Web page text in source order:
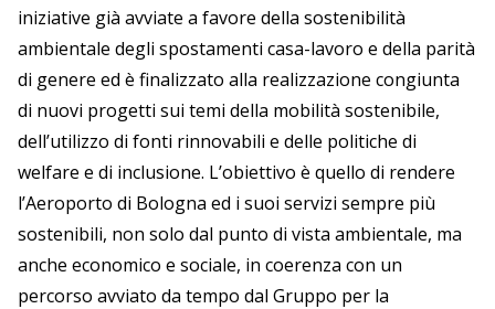
iniziative già avviate a favore della sostenibilità
ambientale degli spostamenti casa-lavoro e della parità
di genere ed è finalizzato alla realizzazione congiunta
di nuovi progetti sui temi della mobilità sostenibile,
dell’utilizzo di fonti rinnovabili e delle politiche di
welfare e di inclusione. L’obiettivo è quello di rendere
l’Aeroporto di Bologna ed i suoi servizi sempre più
sostenibili, non solo dal punto di vista ambientale, ma
anche economico e sociale, in coerenza con un
percorso avviato da tempo dal Gruppo per la